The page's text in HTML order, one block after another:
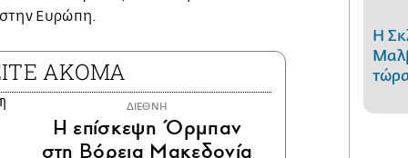
Ευρώπη.
ΑΚΟΜΑ
ΔΙΕΘΝΗ
Η επίσκεψη Όρμπαν
στη Βόρεια Μακεδονία
Η